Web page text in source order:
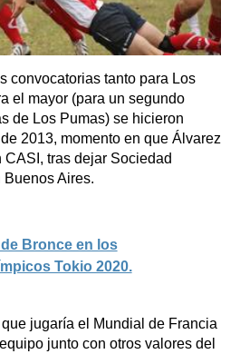
convocatorias tanto para Los
el mayor (para un segundo
de Los Pumas) se hicieron
2013, momento en que Álvarez
tras dejar Sociedad
Aires.
de Bronce en los
Tokio 2020.
jugaría el Mundial de Francia
junto con otros valores del